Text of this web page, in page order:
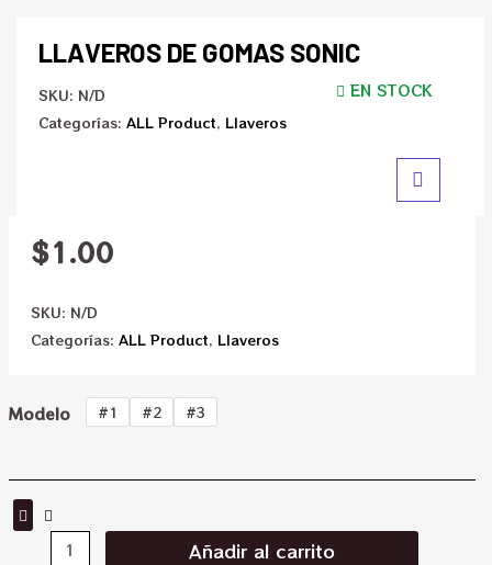
LLAVEROS DE GOMAS SONIC
SKU: N/D
Categorías: ALL Product, Llaveros
EN STOCK
$1.00
SKU: N/D
Categorías: ALL Product, Llaveros
Modelo #1 #2 #3
Añadir al carrito